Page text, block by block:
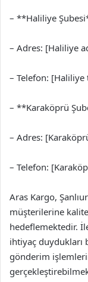
– **Haliliye
– Adres: [Haliliye
– Telefon: [Haliliye
– **Karaköprü
– Adres:
– Telefon:
Aras Kargo,
müşterilerine
hedeflemektedir.
ihtiyaç duydukları
gönderim